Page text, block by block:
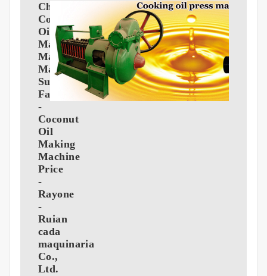
China
Coconut
Oil
Making
Machine
Manufacturers,
Suppliers,
Factory
-
Coconut
Oil
Making
Machine
Price
-
Rayone
-
Ruian
cada
maquinaria
Co.,
Ltd.